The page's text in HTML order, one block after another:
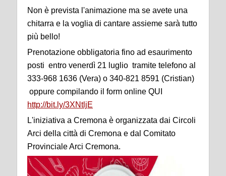
Non è prevista l'animazione ma se avete una
chitarra e la voglia di cantare assieme sarà tutto
più bello!
Prenotazione obbligatoria fino ad esaurimento
posti entro venerdì 21 luglio tramite telefono al
333-968 1636 (Vera) o 340-821 8591 (Cristian)
oppure compilando il form online QUI
http://bit.ly/3XNtljE
L'iniziativa a Cremona è organizzata dai Circoli
Arci della città di Cremona e dal Comitato
Provinciale Arci Cremona.